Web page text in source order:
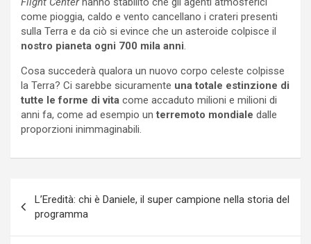
come pioggia, caldo e vento cancellano i crateri presenti
sulla Terra e da ciò si evince che un asteroide colpisce il
nostro pianeta ogni 700 mila anni.
Cosa succederà qualora un nuovo corpo celeste colpisse
la Terra? Ci sarebbe sicuramente una totale estinzione di
tutte le forme di vita come accaduto milioni e milioni di
anni fa, come ad esempio unterremoto mondiale dalle
proporzioni inimmaginabili.
articoli
L’Eredità: chi è Daniele, il super campione nella storia del
programma